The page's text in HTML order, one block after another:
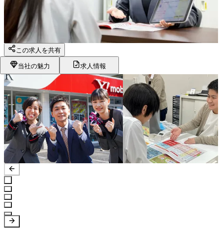
この求人を共有
当社の魅力 求人情報